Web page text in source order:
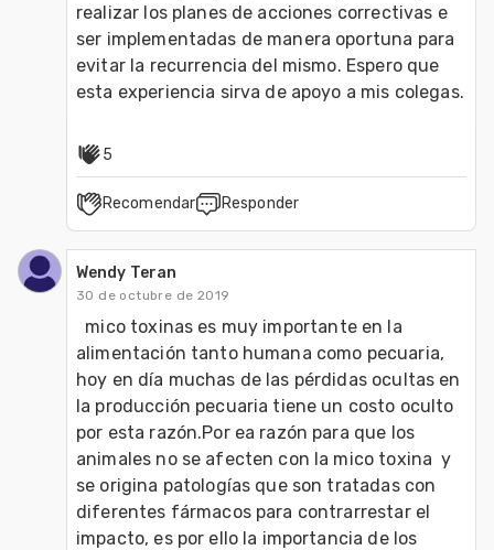
realizar los planes de acciones correctivas e
ser implementadas de manera oportuna para
evitar la recurrencia del mismo. Espero que
esta experiencia sirva de apoyo a mis colegas.
5
Recomendar Responder
Wendy Teran
30 de octubre de 2019
alimentación tanto humana como pecuaria,
hoy en día muchas de las pérdidas ocultas en
la producción pecuaria tiene un costo oculto
por esta razón.Por ea razón para que los
animales no se afecten con la mico toxina  y
se origina patologías que son tratadas con
diferentes fármacos para contrarrestar el
impacto, es por ello la importancia de los